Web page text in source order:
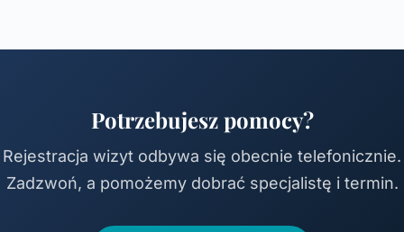
Potrzebujesz pomocy?
Rejestracja wizyt odbywa się obecnie telefonicznie.
Zadzwoń, a pomożemy dobrać specjalistę i termin.